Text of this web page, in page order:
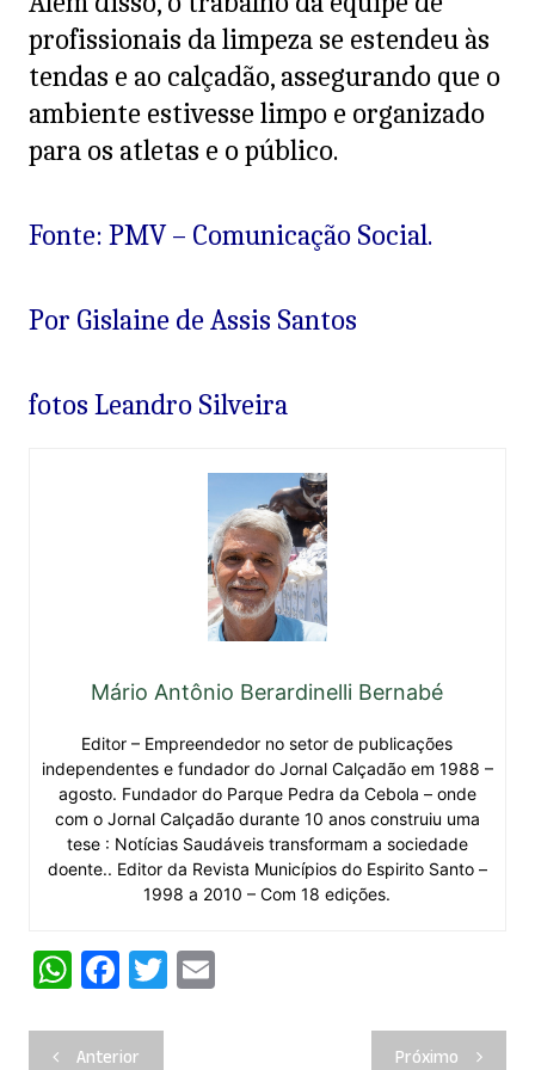
profissionais da limpeza se estendeu às
tendas e ao calçadão, assegurando que o
ambiente estivesse limpo e organizado
para os atletas e o público.
Fonte: PMV – Comunicação Social.
Por Gislaine de Assis Santos
fotos Leandro Silveira
Mário Antônio Berardinelli Bernabé
Editor – Empreendedor no setor de publicações
independentes e fundador do Jornal Calçadão em 1988 –
agosto. Fundador do Parque Pedra da Cebola – onde
com o Jornal Calçadão durante 10 anos construiu uma
tese : Notícias Saudáveis transformam a sociedade
doente.. Editor da Revista Municípios do Espirito Santo –
1998 a 2010 – Com 18 edições.
W
at
F
c
T E
Navegação
Anterior Próximo